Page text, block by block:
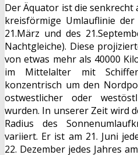
Der Äquator ist die senkrecht
kreisförmige Umlauflinie
21.März und des
Nachtgleiche). Diese
von etwas mehr als 40000
im Mittelalter mit
konzentrisch um den
ostwestlicher oder
wurden. In unserer Zeit wird
Radius des
variiert. Er ist am 21. Juni
22. Dezember jedes Jahres